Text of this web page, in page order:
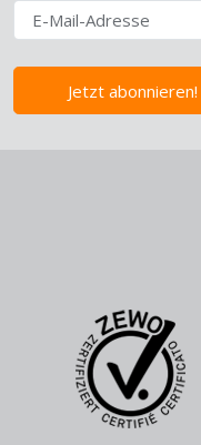
Jetzt abonnieren!